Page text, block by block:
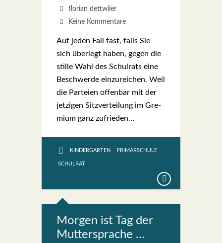
florian dettwiler
Keine Kommentare
Auf jeden Fall fast, falls Sie
sich über­legt haben, gegen die
stil­le Wahl des Schul­rats eine
Beschwer­de ein­zu­rei­chen. Weil
die Par­tei­en offen­bar mit der
jet­zi­gen Sitz­ver­tei­lung im Gre­
mi­um ganz zufrie­den…
KINDERGARTEN PRIMARSCHULE
SCHULRAT
Mor­gen ist Tag der
Mut­ter­spra­che …